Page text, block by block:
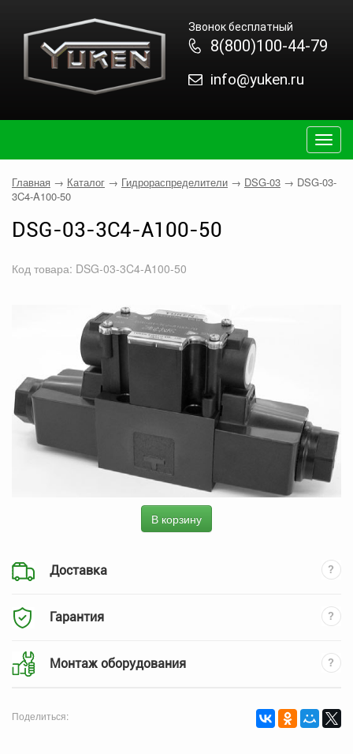
Звонок бесплатный
8(800)100-44-79
info@yuken.ru
Главная → Каталог → Гидрораспределители → DSG-03 → DSG-03-
3C4-A100-50
DSG-03-3C4-A100-50
Код товара: DSG-03-3C4-A100-50
В корзину
Доставка
Гарантия
Монтаж оборудования
Поделиться: